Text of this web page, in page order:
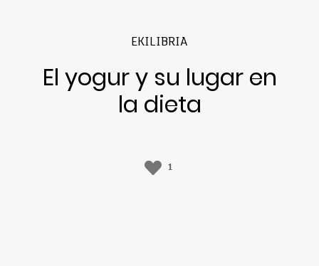
EKILIBRIA
El yogur y su lugar en
la dieta
1